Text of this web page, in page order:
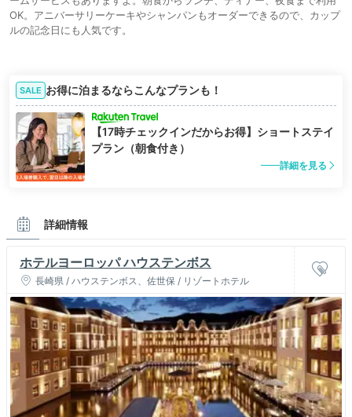
OK。アニバーサリーケーキやシャンパンもオーダーできるので、カップ
ルの記念日にも人気です。
SALE お得に泊まるならこんなプランも！
【17時チェックインだからお得】ショートステイ
プラン（朝食付き）
詳細を見る
詳細情報
ホテルヨーロッパ ハウステンボス
長崎県 / ハウステンボス、佐世保 / リゾートホテル